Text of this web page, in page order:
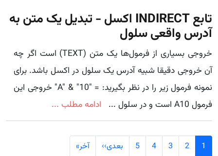
تابع INDIRECT اکسل - تبدیل یک متن به
آدرس واقعی سلول
خروجی بسیاری از فرمول‌ها یک متن (TEXT) است اگر چه
آن خروجی دقیقا شبیه آدرس یک سلول در اکسل باشد. برای
نمونه فرمول زیر را در نظر بگیرید: = "A" & "10" خروجی این
فرمول A10 است و در سلول ...
ادامه مطلب ...
Pagination
1
2
3
4
5 بعدی›› Next page
آخر»Last page